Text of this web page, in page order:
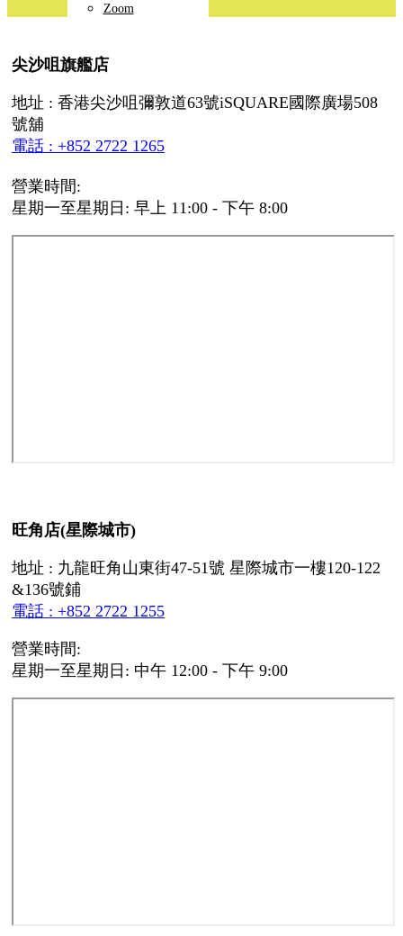
Zoom
尖沙咀旗艦店
地址 : 香港尖沙咀彌敦道63號iSQUARE國際廣場508
號舖
電話 : +852 2722 1265
營業時間:
星期一至星期日: 早上 11:00 - 下午 8:00
旺角店(星際城市)
地址 : 九龍旺角山東街47-51號 星際城市一樓120-122
&136號鋪
電話 : +852 2722 1255
營業時間:
星期一至星期日: 中午 12:00 - 下午 9:00